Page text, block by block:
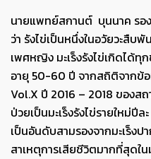
นายแพทย์สกานต์ บุนนาค รอ
ว่า รังไข่เป็นหนึ่งในอวัยวะสืบ
เพศหญิง มะเร็งรังไข่เกิดได้
อายุ 50-60 ปี จากสถิติจากข้อ
Vol.X ปี 2016 – 2018 ของส
ป่วยเป็นมะเร็งรังไข่รายใหม่ปี
เป็นอันดับสามรองจากมะเร็ง
สาเหตุการเสียชีวิตมากที่สุดใ